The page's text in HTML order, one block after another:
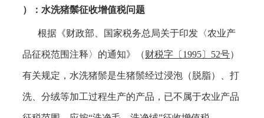
）：水洗猪鬃征收增值税问题
根据 《财政部、国家税务总局关于印发〈农业产
品征税范围注释〉的通知》（财税字〔 1995〕52号）
有关规定，水洗猪鬃是生猪鬃经过浸泡（脱脂）、打
洗、分绒等加工过程生产的产品，已不属于农业产品